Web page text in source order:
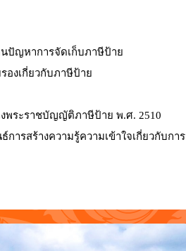
ปัญหาการจัดเก็บภาษีป้าย
องเกี่ยวกับภาษีป้าย
พระราชบัญญัติภาษีป้าย พ.ศ. 2510
ารสร้างความรู้ความเข้าใจเกี่ยวกับก